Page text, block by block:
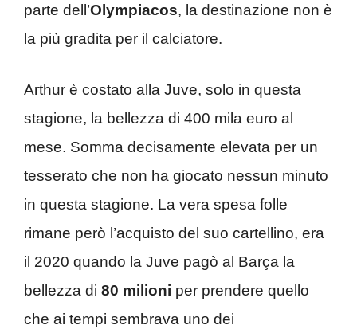
parte dell’Olympiacos, la destinazione non è
la più gradita per il calciatore.
Arthur è costato alla Juve, solo in questa
stagione, la bellezza di 400 mila euro al
mese. Somma decisamente elevata per un
tesserato che non ha giocato nessun minuto
in questa stagione. La vera spesa folle
rimane però l’acquisto del suo cartellino, era
il 2020 quando la Juve pagò al Barça la
bellezza di 80 milioni per prendere quello
che ai tempi sembrava uno dei